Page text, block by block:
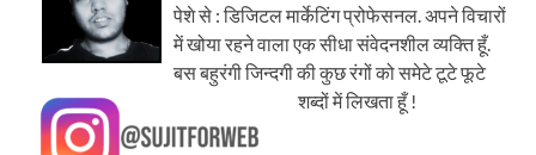
पेशे से : डिजिटल मार्केटिंग प्रोफेसनल. अपने विचारों
में खोया रहने वाला एक सीधा संवेदनशील व्यक्ति हूँ.
बस बहुरंगी जिन्दगी की कुछ रंगों को समेटे टूटे फूटे
शब्दों में लिखता हूँ !